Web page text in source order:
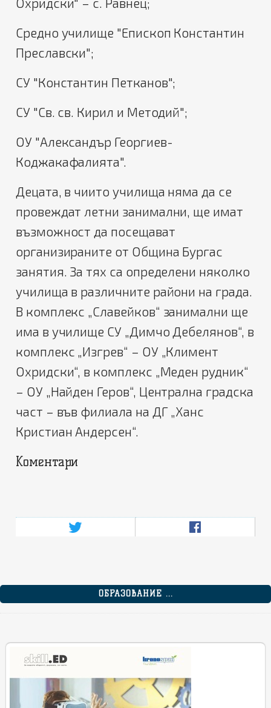
Средно училище "Епископ Константин
Преславски";
СУ "Константин Петканов";
СУ "Св. св. Кирил и Методий";
ОУ "Александър Георгиев-
Коджакафалията".
Децата, в чиито училища няма да се
провеждат летни занимални, ще имат
възможност да посещават
организираните от Община Бургас
занятия. За тях са определени няколко
училища в различните райони на града.
В комплекс „Славейков“ занимални ще
има в училище СУ „Димчо Дебелянов“, в
комплекс „Изгрев“ – ОУ „Климент
Охридски“, в комплекс „Меден рудник“
– ОУ „Найден Геров“, Централна градска
част – във филиала на ДГ „Ханс
Кристиан Андерсен“.
Коментари
ОБРАЗОВАНИЕ ...